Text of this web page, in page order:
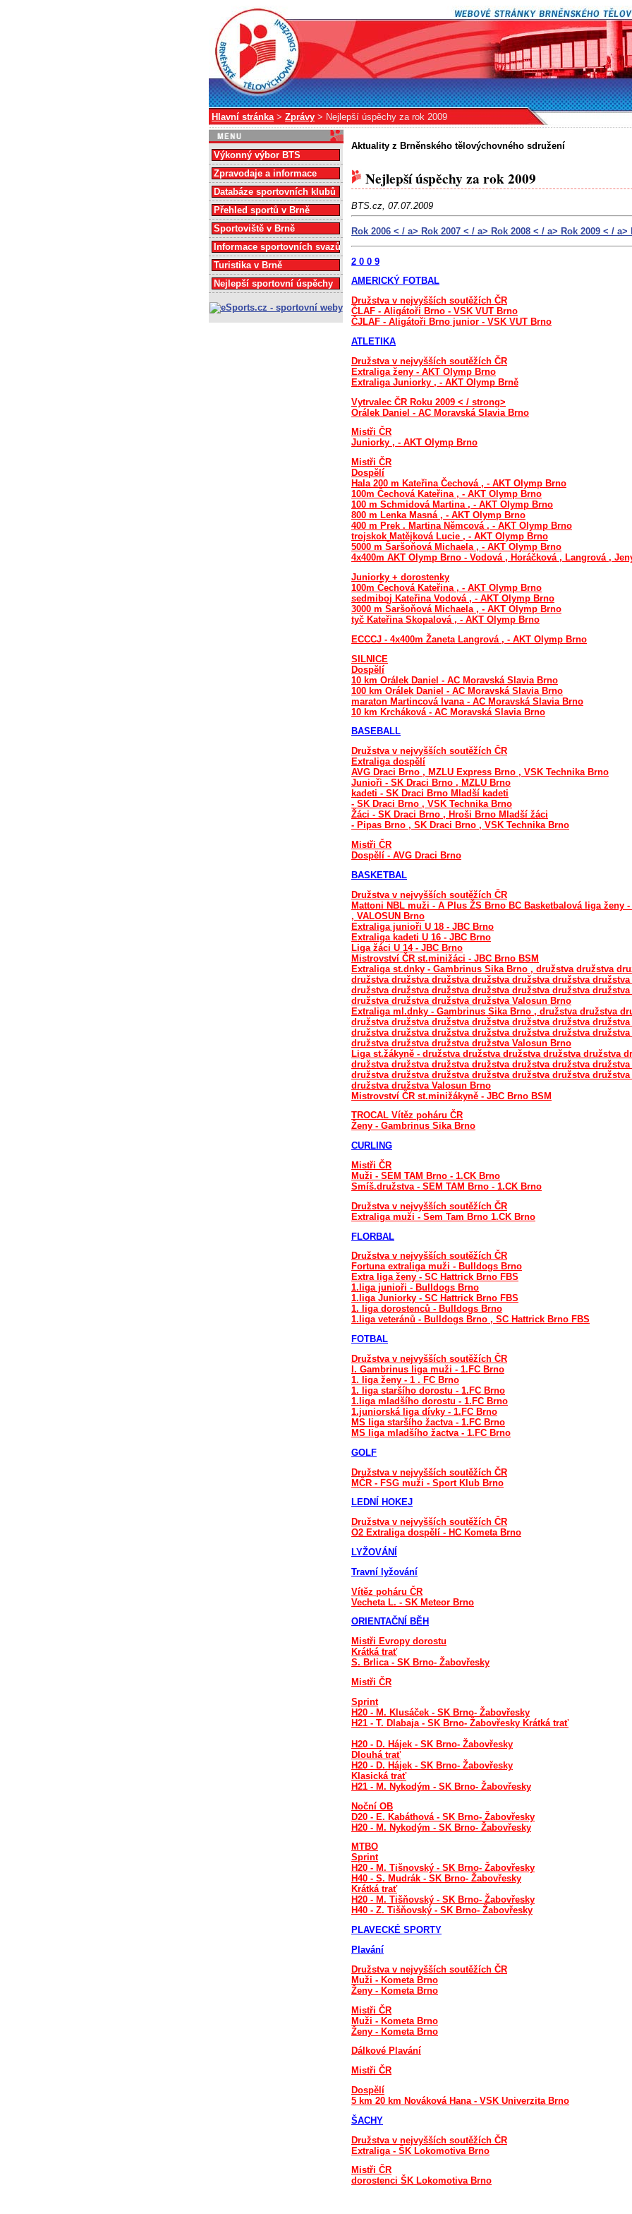
Hlavní stránka> Zprávy > Nejlepší úspěchy za rok 2009
Aktuality z Brněnského tělovýchovného sdružení
Nejlepší úspěchy za rok 2009
BTS.cz, 07.07.2009
Rok 2006 < / a> Rok 2007 < / a> Rok 2008 < / a> Rok 2009 < / a>
2 0 0 9
AMERICKÝ FOTBAL
Družstva v nejvyšších soutěžích ČR
ČLAF - Aligátoři Brno - VSK VUT Brno
ČJLAF - Aligátoři Brno junior - VSK VUT Brno
ATLETIKA
Družstva v nejvyšších soutěžích ČR
Extraliga ženy - AKT Olymp Brno
Extraliga Juniorky , - AKT Olymp Brně
Vytrvalec ČR Roku 2009 < / strong>
Orálek Daniel - AC Moravská Slavia Brno
Mistři ČR
Juniorky , - AKT Olymp Brno
Mistři ČR
Dospělí
Hala 200 m Kateřina Čechová , - AKT Olymp Brno
100m Čechová Kateřina , - AKT Olymp Brno
100 m Schmidová Martina , - AKT Olymp Brno
800 m Lenka Masná , - AKT Olymp Brno
400 m Prek . Martina Němcová , - AKT Olymp Brno
trojskok Matějková Lucie , - AKT Olymp Brno
5000 m Šaršoňová Michaela , - AKT Olymp Brno
4x400m AKT Olymp Brno - Vodová , Horáčková , Langrová ,
Juniorky + dorostenky
100m Čechová Kateřina , - AKT Olymp Brno
sedmiboj Kateřina Vodová , - AKT Olymp Brno
3000 m Šaršoňová Michaela , - AKT Olymp Brno
tyč Kateřina Skopalová , - AKT Olymp Brno
ECCCJ - 4x400m Žaneta Langrová , - AKT Olymp Brno
SILNICE
Dospělí
10 km Orálek Daniel - AC Moravská Slavia Brno
100 km Orálek Daniel - AC Moravská Slavia Brno
maraton Martincová Ivana - AC Moravská Slavia Brno
10 km Krcháková - AC Moravská Slavia Brno
BASEBALL
Družstva v nejvyšších soutěžích ČR
Extraliga dospělí
AVG Draci Brno , MZLU Express Brno , VSK Technika Brno
Junioři - SK Draci Brno , MZLU Brno
kadeti - SK Draci Brno Mladší kadeti
- SK Draci Brno , VSK Technika Brno
Žáci - SK Draci Brno , Hroši Brno Mladší žáci
- Pipas Brno , SK Draci Brno , VSK Technika Brno
Mistři ČR
Dospělí - AVG Draci Brno
BASKETBAL
Družstva v nejvyšších soutěžích ČR
Mattoni NBL muži - A Plus ŽS Brno BC Basketbalová liga ženy
, VALOSUN Brno
Extraliga junioři U 18 - JBC Brno
Extraliga kadeti U 16 - JBC Brno
Liga žáci U 14 - JBC Brno
Mistrovství ČR st.minižáci - JBC Brno BSM
Extraliga st.dnky - Gambrinus Sika Brno , družstva družstva
družstva družstva družstva družstva družstva družstva
družstva družstva družstva družstva družstva družstva
družstva družstva družstva družstva Valosun Brno
Extraliga ml.dnky - Gambrinus Sika Brno , družstva družstva
družstva družstva družstva družstva družstva družstva
družstva družstva družstva družstva družstva družstva
družstva družstva družstva družstva Valosun Brno
Liga st.žákyně - družstva družstva družstva družstva družstva
družstva družstva družstva družstva družstva družstva
družstva družstva družstva družstva družstva družstva
družstva družstva Valosun Brno
Mistrovství ČR st.minižákyně - JBC Brno BSM
TROCAL Vítěz poháru ČR
Ženy - Gambrinus Sika Brno
CURLING
Mistři ČR
Muži - SEM TAM Brno - 1.CK Brno
Smíš.družstva - SEM TAM Brno - 1.CK Brno
Družstva v nejvyšších soutěžích ČR
Extraliga muži - Sem Tam Brno 1.CK Brno
FLORBAL
Družstva v nejvyšších soutěžích ČR
Fortuna extraliga muži - Bulldogs Brno
Extra liga ženy - SC Hattrick Brno FBS
1.liga junioři - Bulldogs Brno
1.liga Juniorky - SC Hattrick Brno FBS
1. liga dorostenců - Bulldogs Brno
1.liga veteránů - Bulldogs Brno , SC Hattrick Brno FBS
FOTBAL
Družstva v nejvyšších soutěžích ČR
I. Gambrinus liga muži - 1.FC Brno
1. liga ženy - 1 . FC Brno
1. liga staršího dorostu - 1.FC Brno
1.liga mladšího dorostu - 1.FC Brno
1.juniorská liga dívky - 1.FC Brno
MS liga staršího žactva - 1.FC Brno
MS liga mladšího žactva - 1.FC Brno
GOLF
Družstva v nejvyšších soutěžích ČR
MČR - FSG muži - Sport Klub Brno
LEDNÍ HOKEJ
Družstva v nejvyšších soutěžích ČR
O2 Extraliga dospělí - HC Kometa Brno
LYŽOVÁNÍ
Travní lyžování
Vítěz poháru ČR
Vecheta L. - SK Meteor Brno
ORIENTAČNÍ BĚH
Mistři Evropy dorostu
Krátká trať
S. Brlica - SK Brno- Žabovřesky
Mistři ČR
Sprint
H20 - M. Klusáček - SK Brno- Žabovřesky
H21 - T. Dlabaja - SK Brno- Žabovřesky Krátká trať
H20 - D. Hájek - SK Brno- Žabovřesky
Dlouhá trať
H20 - D. Hájek - SK Brno- Žabovřesky
Klasická trať
H21 - M. Nykodým - SK Brno- Žabovřesky
Noční OB
D20 - E. Kabáthová - SK Brno- Žabovřesky
H20 - M. Nykodým - SK Brno- Žabovřesky
MTBO
Sprint
H20 - M. Tišnovský - SK Brno- Žabovřesky
H40 - S. Mudrák - SK Brno- Žabovřesky
Krátká trať
H20 - M. Tišňovský - SK Brno- Žabovřesky
H40 - Z. Tišňovský - SK Brno- Žabovřesky
PLAVECKÉ SPORTY
Plavání
Družstva v nejvyšších soutěžích ČR
Muži - Kometa Brno
Ženy - Kometa Brno
Mistři ČR
Muži - Kometa Brno
Ženy - Kometa Brno
Dálkové Plavání
Mistři ČR
Dospělí
5 km 20 km Nováková Hana - VSK Univerzita Brno
ŠACHY
Družstva v nejvyšších soutěžích ČR
Extraliga - ŠK Lokomotiva Brno
Mistři ČR
dorostenci ŠK Lokomotiva Brno
Výkonný výbor BTS
Zpravodaje a informace
Databáze sportovních klubů
Přehled sportů v Brně
Sportoviště v Brně
Informace sportovních svazů
Turistika v Brně
Nejlepší sportovní úspěchy